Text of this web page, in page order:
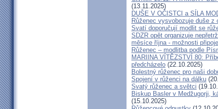
(13.11.2025)
DUŠE V OČISTCI a SÍLA
Růženec vysvobozuje duše z
Svatí doporučují modlit se
SDZR opět organizuje
měsíce října - možnosti
Růženec – modlitba podle
MARIINA VÍTĚZSTVÍ 80:
předcházelo (22.10.2025)
Bolestný růženec pro naši
Spojení v růženci na dálku
Svatý růženec a světci
Biskup Basler v Medžugorji,
(15.10.2025)